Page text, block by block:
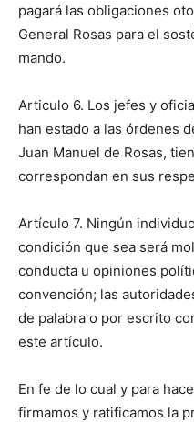
pagará las obligaciones
General Rosas para el
mando.
Articulo 6. Los jefes y
han estado a las órdenes
Juan Manuel de Rosas,
correspondan en sus
Artículo 7. Ningún
condición que sea será
conducta u opiniones
convención; las
de palabra o por escrito
este artículo.
En fe de lo cual y para
firmamos y ratificamos la